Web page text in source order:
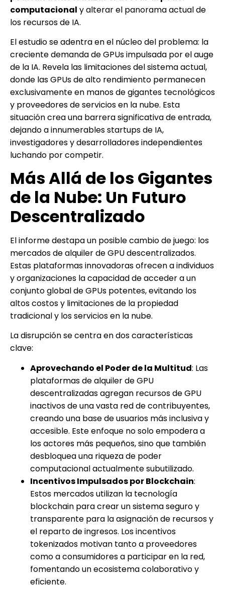
computacional y alterar el panorama actual de
los recursos de IA.
El estudio se adentra en el núcleo del problema: la
creciente demanda de GPUs impulsada por el auge
de la IA. Revela las limitaciones del sistema actual,
donde las GPUs de alto rendimiento permanecen
exclusivamente en manos de gigantes tecnológicos
y proveedores de servicios en la nube. Esta
situación crea una barrera significativa de entrada,
dejando a innumerables startups de IA,
investigadores y desarrolladores independientes
luchando por competir.
Más Allá de los Gigantes
de la Nube: Un Futuro
Descentralizado
El informe destapa un posible cambio de juego: los
mercados de alquiler de GPU descentralizados.
Estas plataformas innovadoras ofrecen a individuos
y organizaciones la capacidad de acceder a un
conjunto global de GPUs potentes, evitando los
altos costos y limitaciones de la propiedad
tradicional y los servicios en la nube.
La disrupción se centra en dos características
clave:
Aprovechando el Poder de la Multitud: Las
plataformas de alquiler de GPU
descentralizadas agregan recursos de GPU
inactivos de una vasta red de contribuyentes,
creando una base de usuarios más inclusiva y
accesible. Este enfoque no solo empodera a
los actores más pequeños, sino que también
desbloquea una riqueza de poder
computacional actualmente subutilizado.
Incentivos Impulsados por Blockchain:
Estos mercados utilizan la tecnología
blockchain para crear un sistema seguro y
transparente para la asignación de recursos y
el reparto de ingresos. Los incentivos
tokenizados motivan tanto a proveedores
como a consumidores a participar en la red,
fomentando un ecosistema colaborativo y
eficiente.